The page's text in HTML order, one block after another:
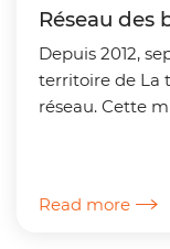
Réseau
Depuis 2012,
territoire de La
réseau. Cette
Read more